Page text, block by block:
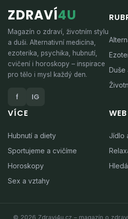
ZDRAVÍ4U
Magazín o zdraví, životním stylu
a duši. Alternativní medicína,
ezoterika, psychika, hubnutí,
cvičení i horoskopy – inspirace
pro tělo i mysl každý den.
f IG
Duše
VÍCE
Hubnutí a diety
Sportujeme a cvičíme
Horoskopy
Sex a vztahy
WEB
Jídlo
© 2026 Zdravi4u.cz – magazín o